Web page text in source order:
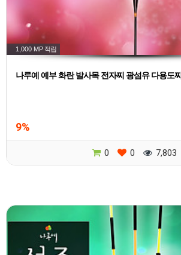
1,000 MP 적립
나루예 예부 화란 발사목 전자찌 광섬유 다용도찌
9%
0 0 7,803